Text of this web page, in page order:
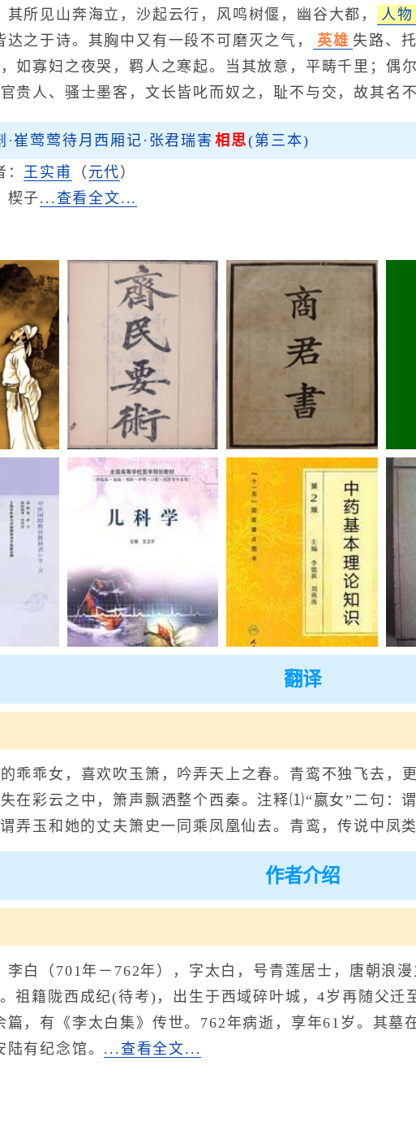
其所见山奔海立，沙起云行，风鸣树偃，幽谷大都，
人物
达之于诗。其胸中又有一段不可磨灭之气，
英雄 失路、
如寡妇之夜哭，羁人之寒起。当其放意，平畴千里；偶
贵人、骚士墨客，文长皆叱而奴之，耻不与交，故其名
·崔莺莺待月西厢记·张君瑞害 相思(第三本)
王实甫 （ 元代 ）
子...查看全文...
翻译
乖女，喜欢吹玉箫，吟弄天上之春。青鸾不独飞去，
在彩云之中，箫声飘洒整个西秦。注释⑴“嬴女”二句：
弄玉和她的丈夫箫史一同乘凤凰仙去。青鸾，传说中凤
作者介绍
（701年－762年），字太白，号青莲居士，唐朝浪漫
祖籍陇西成纪(待考)，出生于西域碎叶城，4岁再随父迁
篇，有《李太白集》传世。762年病逝，享年61岁。其墓
陆有纪念馆。 ...查看全文...
赏析
赏析
赏析
赏析
赏析
赏析
诗赏析
赏析